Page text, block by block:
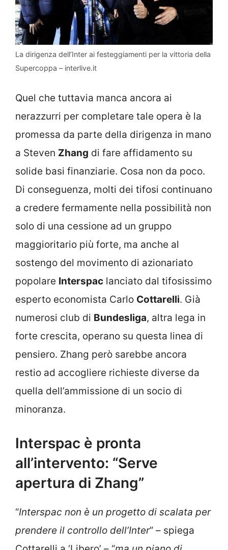
La dirigenza dell’Inter ai festeggiamenti per la vittoria della
Supercoppa – interlive.it
Quel che tuttavia manca ancora ai
nerazzurri per completare tale opera è la
promessa da parte della dirigenza in mano
a Steven Zhang di fare affidamento su
solide basi finanziarie. Cosa non da poco.
Di conseguenza, molti dei tifosi continuano
a credere fermamente nella possibilità non
solo di una cessione ad un gruppo
maggioritario più forte, ma anche al
sostengo del movimento di azionariato
popolare Interspac lanciato dal tifosissimo
esperto economista Carlo Cottarelli. Già
numerosi club di Bundesliga, altra lega in
forte crescita, operano su questa linea di
pensiero. Zhang però sarebbe ancora
restio ad accogliere richieste diverse da
quella dell’ammissione di un socio di
minoranza.
Interspac è pronta
all’intervento: “Serve
apertura di Zhang”
“Interspac non è un progetto di scalata per
prendere il controllo dell’Inter” – spiega